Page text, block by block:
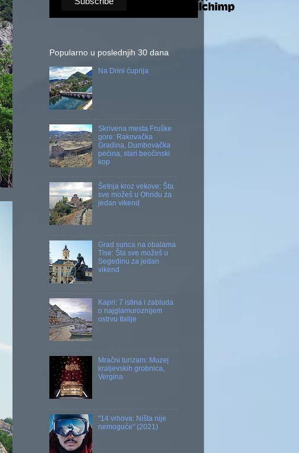
Popularno u poslednjih 30 dana
Na Drini ćuprija
Skrivena mesta Fruške
gore: Rakovačka
Gradina, Dumbovačka
pećina, stari beočinski
kop
Šetnja kroz vekove: Šta
sve možeš u Ohridu za
jedan vikend
Grad sunca na obalama
Tise: Šta sve možeš u
Segedinu za jedan
vikend
Kapri: 7 istina i zabluda
o najglamuroznijem
ostrvu Italije
Mračni turizam: Muzej
kraljevskih grobnica,
Vergina
"14 vrhova: Ništa nije
nemoguće" (2021)